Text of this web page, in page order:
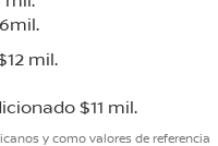
mil.
$11 mil.
y como valores de referencia